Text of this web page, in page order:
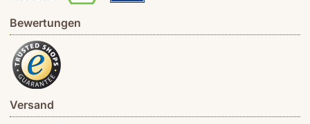
Bewertungen
Versand